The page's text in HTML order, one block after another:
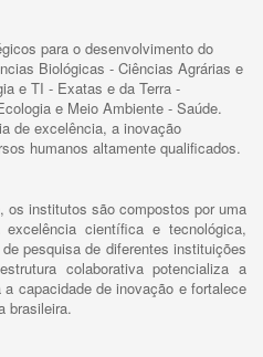
para o desenvolvimento do
Biológicas - Ciências Agrárias e
e TI - Exatas e da Terra -
e Meio Ambiente - Saúde.
de excelência, a inovação
humanos altamente qualificados.
os institutos são compostos por uma
científica e tecnológica,
pesquisa de diferentes instituições
colaborativa potencializa a
capacidade de inovação e fortalece
brasileira.